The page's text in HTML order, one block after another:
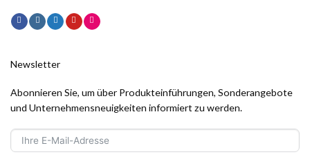
Newsletter
Abonnieren Sie, um über Produkteinführungen, Sonderangebote
und Unternehmensneuigkeiten informiert zu werden.